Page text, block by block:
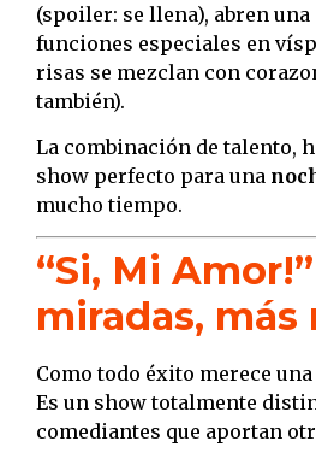
(spoiler: se llena), abren una
funciones especiales en
risas se mezclan con
también).
La combinación de talento,
show perfecto para una
mucho tiempo.
“Si, Mi
miradas, más
Como todo éxito merece
Es un show totalmente
comediantes que aportan